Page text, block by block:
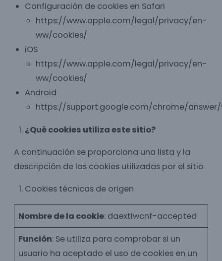
Configuración de cookies en Safari
https://www.apple.com/legal/privacy/en-
ww/cookies/
iOS
https://www.apple.com/legal/privacy/en-
ww/cookies/
Android
https://support.google.com/chrome/
¿Qué cookies utiliza este sitio?
A continuación se proporciona una lista y la
descripción de las cookies utilizadas por el sitio
Cookies técnicas de origen
Nombre de la cookie: daextlwcnf-accepted
Función: Se utiliza para comprobar si un
usuario ha aceptado el uso de cookies en un